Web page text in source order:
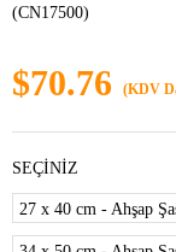
(CN17500)
$70.76 (KDV
SEÇİNİZ
27 x 40 cm - Ahşap